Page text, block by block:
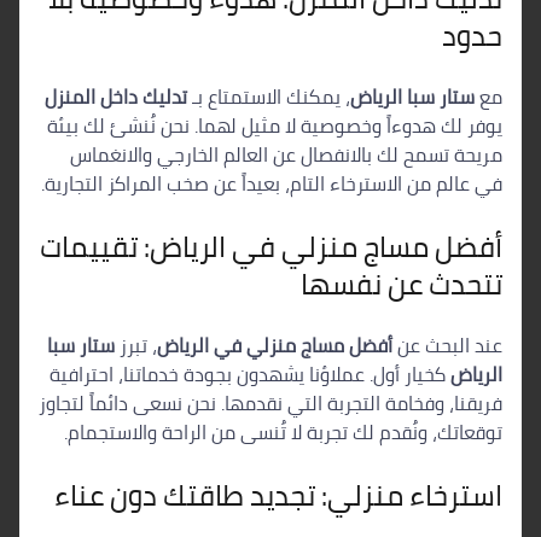
حدود
معستار سبا الرياض، يمكنك الاستمتاع بـتدليك داخل المنزل
يوفر لك هدوءاً وخصوصية لا مثيل لهما. نحن نُنشئ لك بيئة
مريحة تسمح لك بالانفصال عن العالم الخارجي والانغماس
في عالم من الاسترخاء التام، بعيداً عن صخب المراكز التجارية.
أفضل مساج منزلي في الرياض: تقييمات
تتحدث عن نفسها
عند البحث عنأفضل مساج منزلي في الرياض، تبرز ستار سبا
الرياضكخيار أول. عملاؤنا يشهدون بجودة خدماتنا، احترافية
فريقنا، وفخامة التجربة التي نقدمها. نحن نسعى دائماً لتجاوز
توقعاتك، ونُقدم لك تجربة لا تُنسى من الراحة والاستجمام.
استرخاء منزلي: تجديد طاقتك دون عناء